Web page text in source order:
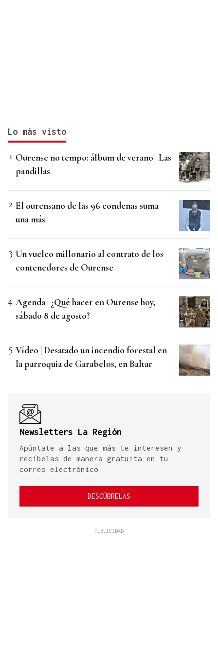
Lo más visto
Ourense no tempo: álbum de verano | Las
pandillas
El ourensano de las 96 condenas suma
una más
Un vuelco millonario al contrato de los
contenedores de Ourense
Agenda | ¿Qué hacer en Ourense hoy,
sábado 8 de agosto?
Vídeo | Desatado un incendio forestal en
la parroquia de Garabelos, en Baltar
Newsletters La Región
Apúntate a las que más te interesen y
recíbelas de manera gratuita en tu
correo electrónico
DESCÚBRELAS